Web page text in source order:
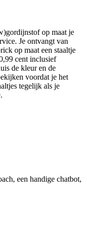
op maat je
Je ontvangt van
op maat een staaltje
cent inclusief
de kleur en de
voordat je het
tegelijk als je
een handige chatbot,